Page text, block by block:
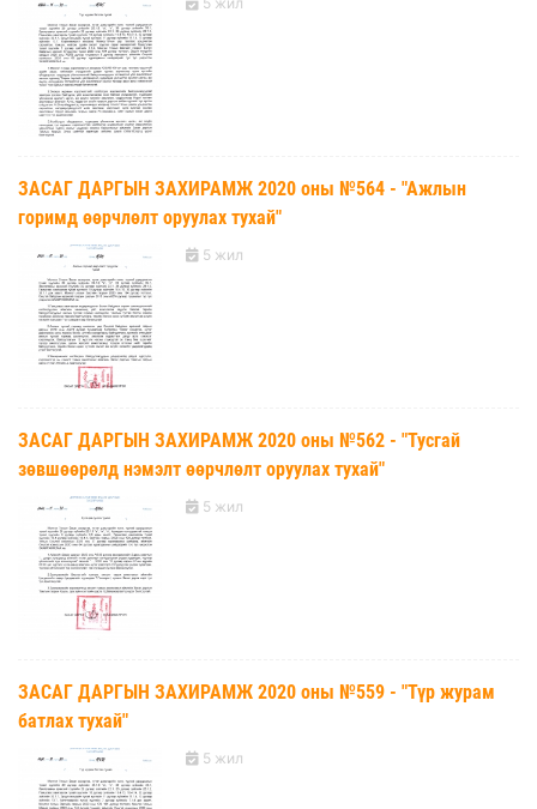
ЗАСАГ ДАРГЫН ЗАХИРАМЖ 2020 оны №564 - "Ажлын
горимд өөрчлөлт оруулах тухай"
5 жил
ЗАСАГ ДАРГЫН ЗАХИРАМЖ 2020 оны №562 - "Тусгай
зөвшөөрөлд нэмэлт өөрчлөлт оруулах тухай"
5 жил
ЗАСАГ ДАРГЫН ЗАХИРАМЖ 2020 оны №559 - "Түр журам
батлах тухай"
5 жил